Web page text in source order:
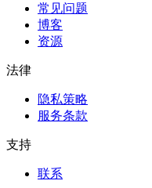
常见问题
博客
资源
法律
隐私策略
服务条款
支持
联系